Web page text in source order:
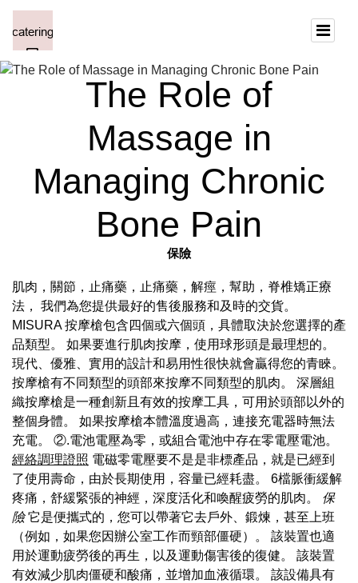
The Role of
Massage in
Managing Chronic
Bone Pain
保險
肌肉，關節，止痛藥，止痛藥，解痙，幫助，脊椎矯正療
法， 我們為您提供最好的售後服務和及時的交貨。
MISURA 按摩槍包含四個或六個頭，具體取決於您選擇的產
品類型。 如果要進行肌肉按摩，使用球形頭是最理想的。
現代、優雅、實用的設計和易用性很快就會贏得您的青睞。
按摩槍有不同類型的頭部來按摩不同類型的肌肉。 深層組
織按摩槍是一種創新且有效的按摩工具，可用於頭部以外的
整個身體。 如果按摩槍本體溫度過高，連接充電器時無法
充電。 ②.電池電壓為零，或組合電池中存在零電壓電池。
經絡調理證照 電磁零電壓要不是是非標產品，就是已經到
了使用壽命，由於長期使用，容量已經耗盡。 6檔脈衝緩解
疼痛，舒緩緊張的神經，深度活化和喚醒疲勞的肌肉。 保
險它是便攜式的，您可以帶著它去戶外、鍛煉，甚至上班
（例如，如果您因辦公室工作而頸部僵硬）。 該裝置也適
用於運動疲勞後的再生，以及運動傷害後的復健。 該裝置
有效減少肌肉僵硬和酸痛，並增加血液循環。 該設備具有